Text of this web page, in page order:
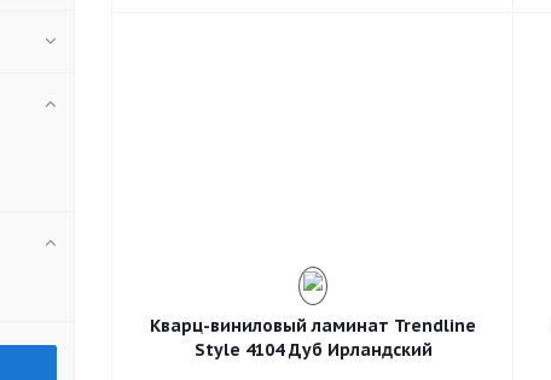
Кварц-виниловый ламинат Trendline
Style 4104 Дуб Ирландский